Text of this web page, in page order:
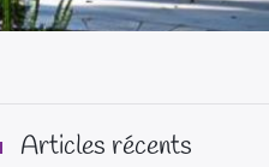
Articles récents